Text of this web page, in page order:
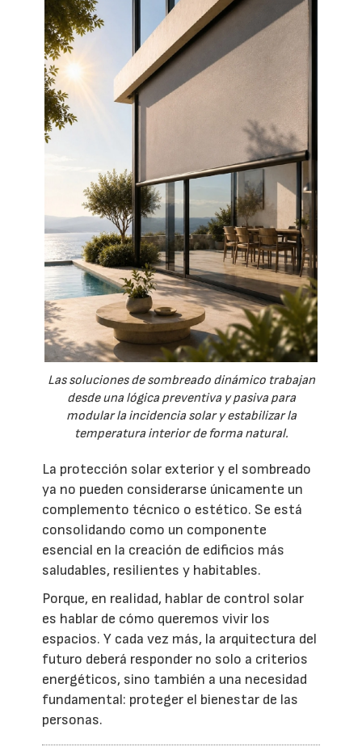
Las soluciones de sombreado dinámico trabajan
desde una lógica preventiva y pasiva para
modular la incidencia solar y estabilizar la
temperatura interior de forma natural.
La protección solar exterior y el sombreado
ya no pueden considerarse únicamente un
complemento técnico o estético. Se está
consolidando como un componente
esencial en la creación de edificios más
saludables, resilientes y habitables.
Porque, en realidad, hablar de control solar
es hablar de cómo queremos vivir los
espacios. Y cada vez más, la arquitectura del
futuro deberá responder no solo a criterios
energéticos, sino también a una necesidad
fundamental: proteger el bienestar de las
personas.